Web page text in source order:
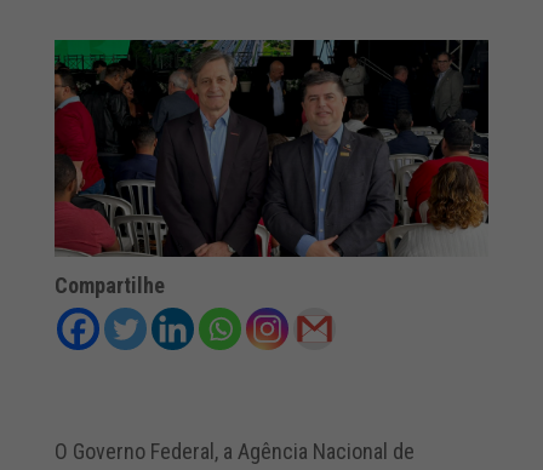
Compartilhe
O Governo Federal, a Agência Nacional de